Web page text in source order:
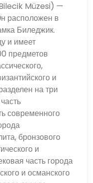
Müzesi) —
расположен в
Биледжик.
и имеет
предметов
и
на три
современного
бронзового
и
часть города
и османского